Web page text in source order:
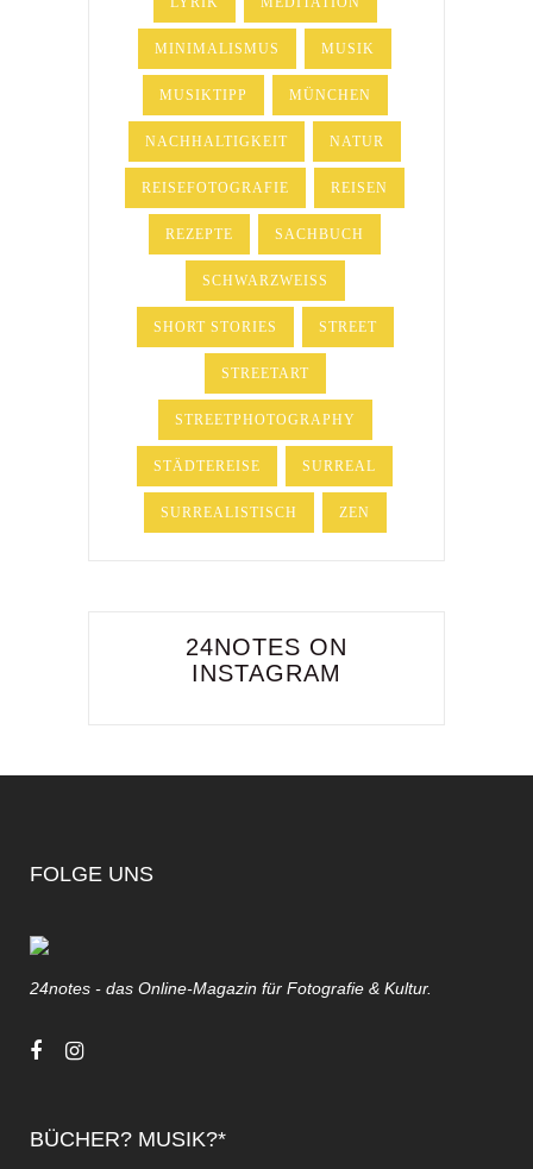
MINIMALISMUS MUSIK
MUSIKTIPP MÜNCHEN
NACHHALTIGKEIT NATUR
REISEFOTOGRAFIE REISEN
REZEPTE SACHBUCH
SCHWARZWEISS
SHORT STORIES STREET
STREETART
STREETPHOTOGRAPHY
STÄDTEREISE SURREAL
SURREALISTISCH ZEN
24NOTES ON
INSTAGRAM
FOLGE UNS
24notes - das Online-Magazin für Fotografie & Kultur.
BÜCHER? MUSIK?*